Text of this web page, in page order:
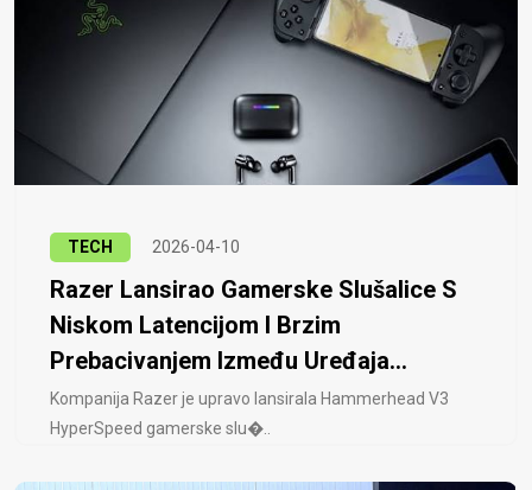
TECH 2026-04-10
Razer Lansirao Gamerske Slušalice S
Niskom Latencijom I Brzim
Prebacivanjem Između Uređaja...
Kompanija Razer je upravo lansirala Hammerhead V3
HyperSpeed ​​gamerske slu�..